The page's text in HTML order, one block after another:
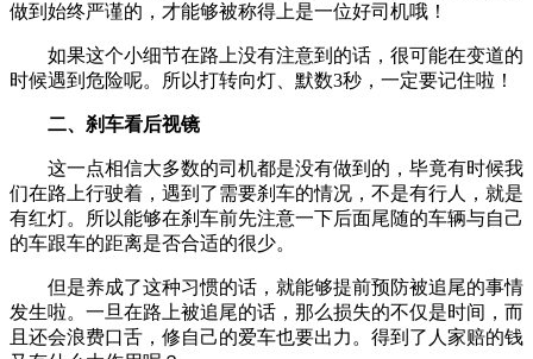
做到始终严谨的，才能够被称得上是一位好司机哦！
如果这个小细节在路上没有注意到的话，很可能在变道的
时候遇到危险呢。所以打转向灯、默数3秒，一定要记住啦！
二、刹车看后视镜
这一点相信大多数的司机都是没有做到的，毕竟有时候我
们在路上行驶着，遇到了需要刹车的情况，不是有行人，就是
有红灯。所以能够在刹车前先注意一下后面尾随的车辆与自己
的车跟车的距离是否合适的很少。
但是养成了这种习惯的话，就能够提前预防被追尾的事情
发生啦。一旦在路上被追尾的话，那么损失的不仅是时间，而
且还会浪费口舌，修自己的爱车也要出力。得到了人家赔的钱